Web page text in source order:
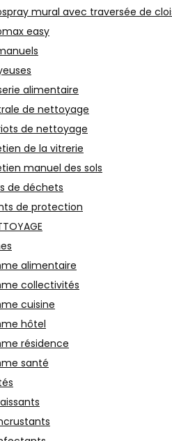
mural avec traversée de
easy
alimentaire
de nettoyage
de nettoyage
de la vitrerie
manuel des sols
de déchets
de protection
alimentaire
collectivités
cuisine
hôtel
résidence
santé